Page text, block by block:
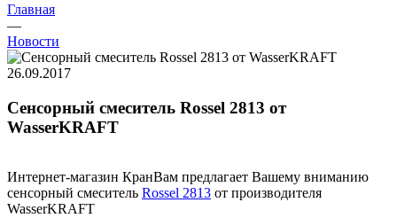
Главная
—
Новости
26.09.2017
Сенсорный смеситель Rossel 2813 от
WasserKRAFT
Интернет-магазин КранВам предлагает Вашему вниманию
сенсорный смеситель Rossel 2813 от производителя
WasserKRAFT